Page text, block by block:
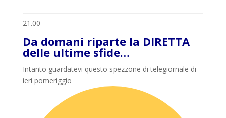
21.00
Da domani riparte la DIRETTA
delle ultime sfide…
Intanto guardatevi questo spezzone di telegiornale di
ieri pomeriggio